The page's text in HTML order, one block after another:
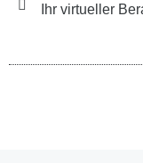
Ihr virtueller